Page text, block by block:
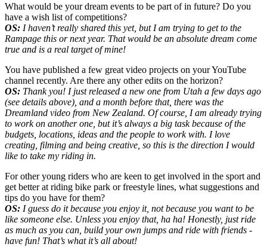
What would be your dream events to be part of in future? Do you
have a wish list of competitions?
OS: I haven’t really shared this yet, but I am trying to get to the
Rampage this or next year. That would be an absolute dream come
true and is a real target of mine!
You have published a few great video projects on your YouTube
channel recently. Are there any other edits on the horizon?
OS: Thank you! I just released a new one from Utah a few days ago
(see details above), and a month before that, there was the
Dreamland video from New Zealand. Of course, I am already trying
to work on another one, but it’s always a big task because of the
budgets, locations, ideas and the people to work with. I love
creating, filming and being creative, so this is the direction I would
like to take my riding in.
For other young riders who are keen to get involved in the sport and
get better at riding bike park or freestyle lines, what suggestions and
tips do you have for them?
OS: I guess do it because you enjoy it, not because you want to be
like someone else. Unless you enjoy that, ha ha! Honestly, just ride
as much as you can, build your own jumps and ride with friends -
have fun! That’s what it’s all about!